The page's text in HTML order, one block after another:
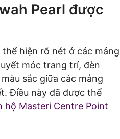
Pearl được
hiện rõ nét ở các mảng
móc trang trí, đèn
sắc giữa các mảng
Điều này đã được thể
hộ Masteri Centre Point